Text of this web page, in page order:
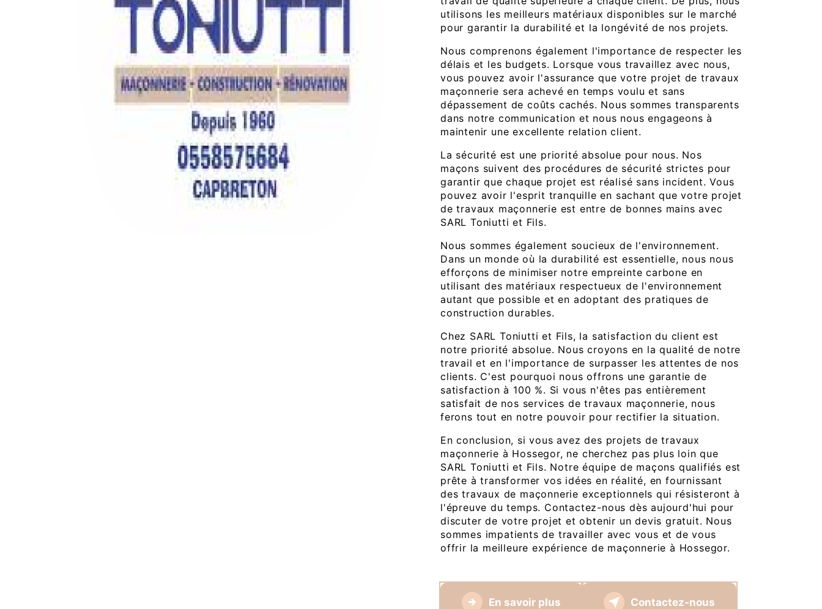
utilisons les meilleurs matériaux disponibles sur le marché
pour garantir la durabilité et la longévité de nos projets.
Nous comprenons également l'importance de respecter les
délais et les budgets. Lorsque vous travaillez avec nous,
vous pouvez avoir l'assurance que votre projet de travaux
maçonnerie sera achevé en temps voulu et sans
dépassement de coûts cachés. Nous sommes transparents
dans notre communication et nous nous engageons à
maintenir une excellente relation client.
La sécurité est une priorité absolue pour nous. Nos
maçons suivent des procédures de sécurité strictes pour
garantir que chaque projet est réalisé sans incident. Vous
pouvez avoir l'esprit tranquille en sachant que votre projet
de travaux maçonnerie est entre de bonnes mains avec
SARL Toniutti et Fils.
Nous sommes également soucieux de l'environnement.
Dans un monde où la durabilité est essentielle, nous nous
efforçons de minimiser notre empreinte carbone en
utilisant des matériaux respectueux de l'environnement
autant que possible et en adoptant des pratiques de
construction durables.
Chez SARL Toniutti et Fils, la satisfaction du client est
notre priorité absolue. Nous croyons en la qualité de notre
travail et en l'importance de surpasser les attentes de nos
clients. C'est pourquoi nous offrons une garantie de
satisfaction à 100 %. Si vous n'êtes pas entièrement
satisfait de nos services de travaux maçonnerie, nous
ferons tout en notre pouvoir pour rectifier la situation.
En conclusion, si vous avez des projets de travaux
maçonnerie à Hossegor, ne cherchez pas plus loin que
SARL Toniutti et Fils. Notre équipe de maçons qualifiés est
prête à transformer vos idées en réalité, en fournissant
des travaux de maçonnerie exceptionnels qui résisteront à
l'épreuve du temps. Contactez-nous dès aujourd'hui pour
discuter de votre projet et obtenir un devis gratuit. Nous
sommes impatients de travailler avec vous et de vous
offrir la meilleure expérience de maçonnerie à Hossegor.
En savoir plus Contactez-nous